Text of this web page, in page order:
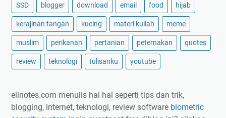
SSD blogger download email food hijab
kerajinan tangan kucing materi kuliah meme
muslim perikanan pertanian peternakan quotes
review teknologi tulisanku youtube
elinotes.com menulis hal hal seperti tips dan trik,
blogging, internet, teknologi, review software biometric